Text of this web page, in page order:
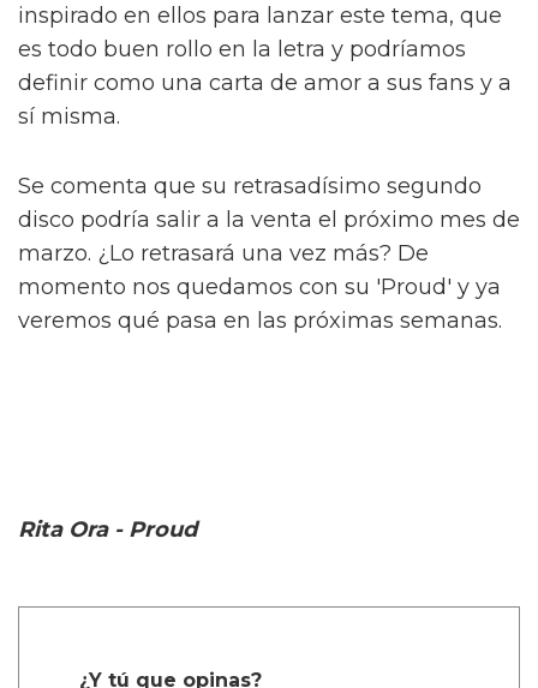
inspirado en ellos para lanzar este tema, que
es todo buen rollo en la letra y podríamos
definir como una carta de amor a sus fans y a
sí misma.
Se comenta que su retrasadísimo segundo
disco podría salir a la venta el próximo mes de
marzo. ¿Lo retrasará una vez más? De
momento nos quedamos con su 'Proud' y ya
veremos qué pasa en las próximas semanas.
Rita Ora - Proud
¿Y tú que opinas?